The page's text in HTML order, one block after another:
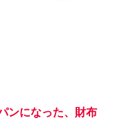
ンになった、財布